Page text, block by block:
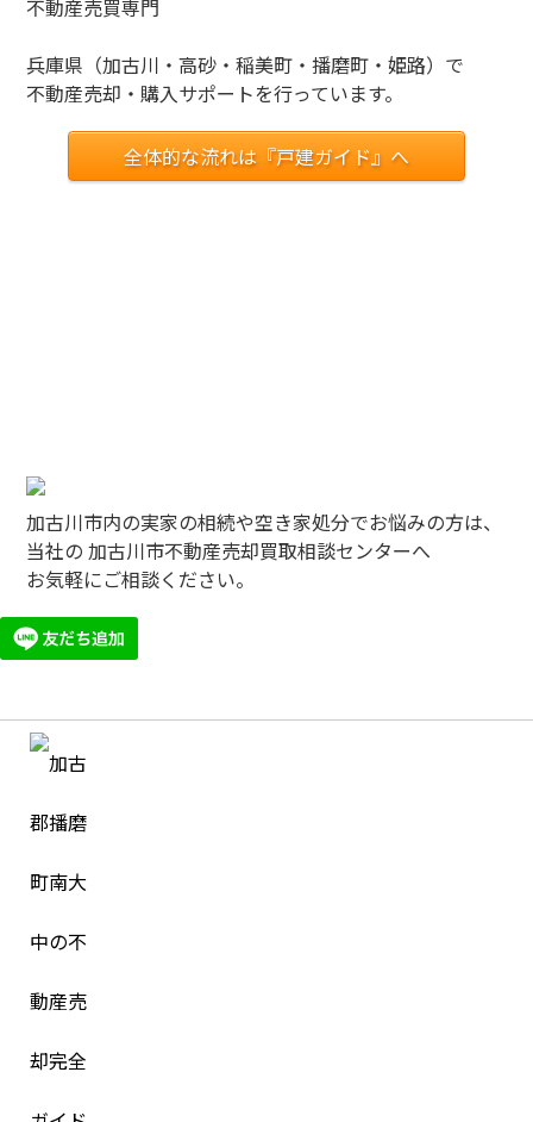
不動産売買専門
兵庫県（加古川・高砂・稲美町・播磨町・姫路）で
不動産売却・購入サポートを行っています。
全体的な流れは『戸建ガイド』へ
加古川市内の実家の相続や空き家処分でお悩みの方は、
当社の 加古川市不動産売却買取相談センターへ
お気軽にご相談ください。